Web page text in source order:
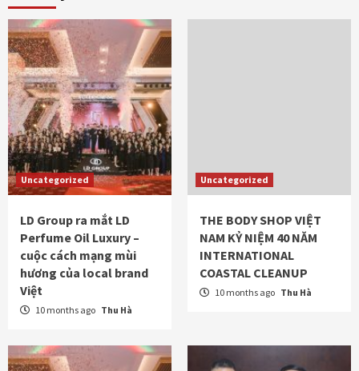
Uncategorized
LD Group ra mắt LD
Perfume Oil Luxury –
cuộc cách mạng mùi
hương của local brand
Việt
10 months ago Thu Hà
Uncategorized
THE BODY SHOP VIỆT
NAM KỶ NIỆM 40 NĂM
INTERNATIONAL
COASTAL CLEANUP
10 months ago Thu Hà